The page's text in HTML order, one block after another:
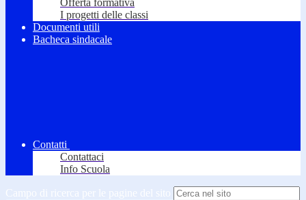
Offerta formativa
I progetti delle classi
Documenti utili
Bacheca sindacale
Contatti
Contattaci
Info Scuola
Campo di ricerca per le pagine del sito